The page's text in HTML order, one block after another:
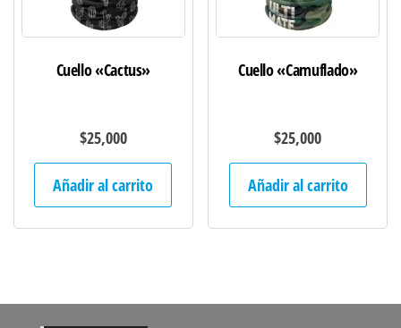
Cuello «Cactus»
$25,000
Añadir al carrito
Cuello «Camuflado»
$25,000
Añadir al carrito